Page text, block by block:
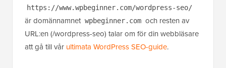
https://www.wpbeginner.com/wordpress-seo/
är domännamnet wpbeginner.com och resten av
URL:en (/wordpress-seo) talar om för din webbläsare
att gå till vår ultimata WordPress SEO-guide.